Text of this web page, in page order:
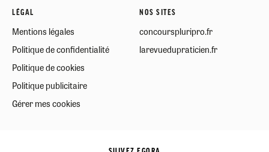
LÉGAL
Mentions légales
Politique de confidentialité
Politique de cookies
Politique publicitaire
Gérer mes cookies
NOS SITES
concourspluripro.fr
larevuedupraticien.fr